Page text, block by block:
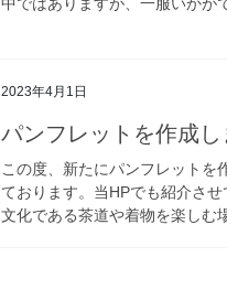
2023年4月1日
パンフレットを作成し
この度、新たにパンフレットを
ております。当HPでも紹介さ
文化である茶道や着物を楽し